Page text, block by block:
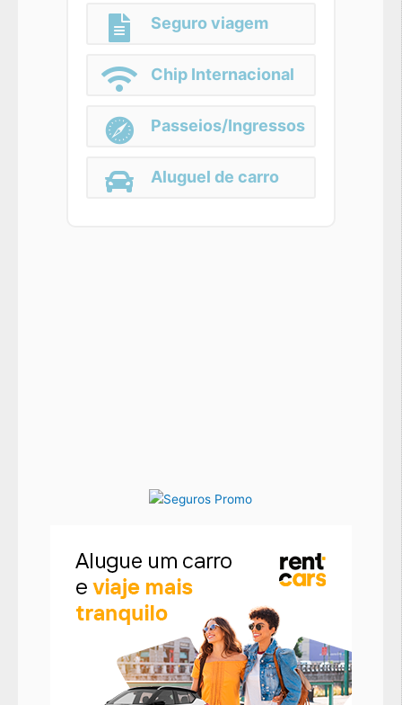
Seguro viagem
Chip Internacional
Passeios/Ingressos
Aluguel de carro